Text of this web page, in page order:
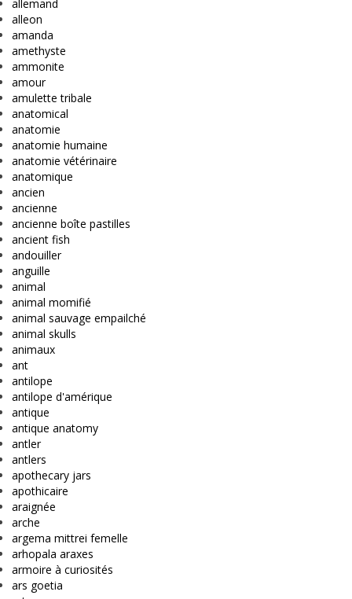
allemand
alleon
amanda
amethyste
ammonite
amour
amulette tribale
anatomical
anatomie
anatomie humaine
anatomie vétérinaire
anatomique
ancien
ancienne
ancienne boîte pastilles
ancient fish
andouiller
anguille
animal
animal momifié
animal sauvage empailché
animal skulls
animaux
ant
antilope
antilope d'amérique
antique
antique anatomy
antler
antlers
apothecary jars
apothicaire
araignée
arche
argema mittrei femelle
arhopala araxes
armoire à curiosités
ars goetia